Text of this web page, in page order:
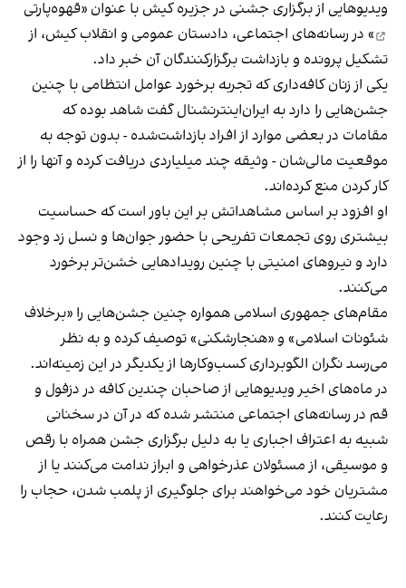
ویدیوهایی از برگزاری جشنی در جزیره کیش با عنوان «قهوه‌پارتی
» در رسانه‌های اجتماعی، دادستان عمومی و انقلاب کیش، از
تشکیل پرونده و بازداشت برگزارکنندگان آن خبر داد.
یکی از زنان کافه‌داری که تجربه برخورد عوامل انتظامی با چنین
جشن‌هایی را دارد به ایران‌اینترنشنال گفت شاهد بوده که
مقامات در بعضی موارد از افراد بازداشت‌‌شده - بدون توجه به
موقعیت مالی‌شان - وثیقه چند میلیاردی دریافت کرده و آنها را از
کار کردن منع کرده‌اند.
او افزود بر اساس مشاهداتش بر این باور است که حساسیت
بیشتری روی تجمعات تفریحی با حضور جوان‌ها و نسل زد وجود
دارد و نیروهای امنیتی با چنین رویدادهایی خشن‌تر برخورد
می‌کنند.
مقام‌های جمهوری اسلامی همواره چنین جشن‌هایی را «برخلاف
شئونات اسلامی» و «هنجارشکنی» توصیف کرده و به نظر
می‌رسد نگران الگوبرداری کسب‌وکارها از یکدیگر در این زمینه‌اند.
در ماه‌های اخیر ویدیوهایی از صاحبان چندین کافه در دزفول و
قم در رسانه‌های اجتماعی منتشر شده که در آن در سخنانی
شبیه به اعتراف اجباری یا به دلیل برگزاری جشن همراه با رقص
و موسیقی، از مسئولان عذرخواهی و ابراز ندامت می‌کنند یا از
مشتریان خود می‌خواهند برای جلوگیری از پلمب شدن، حجاب را
رعایت کنند.